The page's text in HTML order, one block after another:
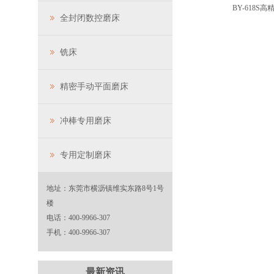
全封闭数控磨床
铣床
精密手动平面磨床
冲棒专用磨床
专用定制磨床
地址：东莞市横沥镇维实东路8号1号
楼
电话：400-9966-307
手机：400-9966-307
最新资讯
BY-618S高